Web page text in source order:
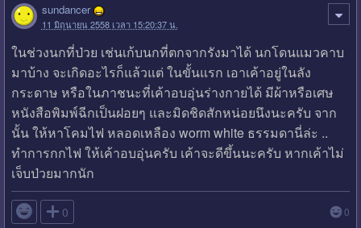
sundancer
11 มิถุนายน 2558 เวลา 15:20:37 น.
ในช่วงนกที่ป่วย เช่นเก้บนกที่ตกจากรังมาได้ นกโดนแมวคาบ
มาบ้าง จะเกิดอะไรก็แล้วแต่ ในขั้นแรก เอาเค้าอยู่ในลัง
กระดาษ หรือในภาชนะที่เค้าอบอุ่นร่างกายได้ มีผ้าหรือเศษ
หนังสือพิมพ์ฉีกเป็นฝอยๆ และมิดชิดสักหน่อยนึงนะครับ จาก
นั้น ให้หาโคมไฟ หลอดเหลือง worm white ธรรมดานี่ล่ะ ..
ทำการกกไฟ ให้เค้าอบอุ่นครับ เค้าจะดีขึ้นนะครับ หากเค้าไม่
เจ็บป่วยมากนัก
 0 0